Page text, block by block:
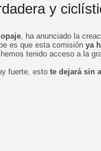
y
, ha anunciado la
es que esta comisión ya
tenido acceso a la
fuerte, esto te dejará sin